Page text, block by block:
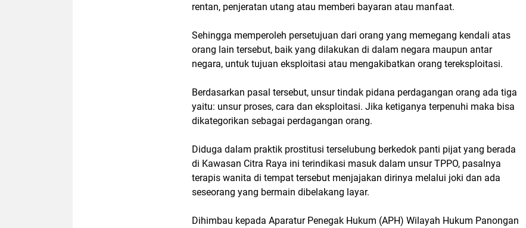
rentan, penjeratan utang atau memberi bayaran atau manfaat.
Sehingga memperoleh persetujuan dari orang yang memegang kendali atas
orang lain tersebut, baik yang dilakukan di dalam negara maupun antar
negara, untuk tujuan eksploitasi atau mengakibatkan orang tereksploitasi.
Berdasarkan pasal tersebut, unsur tindak pidana perdagangan orang ada tiga
yaitu: unsur proses, cara dan eksploitasi. Jika ketiganya terpenuhi maka bisa
dikategorikan sebagai perdagangan orang.
Diduga dalam praktik prostitusi terselubung berkedok panti pijat yang berada
di Kawasan Citra Raya ini terindikasi masuk dalam unsur TPPO, pasalnya
terapis wanita di tempat tersebut menjajakan dirinya melalui joki dan ada
seseorang yang bermain dibelakang layar.
Dihimbau kepada Aparatur Penegak Hukum (APH) Wilayah Hukum Panongan